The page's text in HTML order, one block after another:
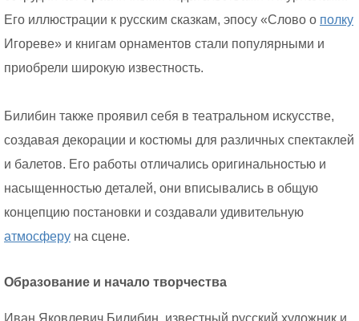
Его иллюстрации к русским сказкам, эпосу «Слово о полку
Игореве» и книгам орнаментов стали популярными и
приобрели широкую известность.
Билибин также проявил себя в театральном искусстве,
создавая декорации и костюмы для различных спектаклей
и балетов. Его работы отличались оригинальностью и
насыщенностью деталей, они вписывались в общую
концепцию постановки и создавали удивительную
атмосферу на сцене.
Образование и начало творчества
Иван Яковлевич Билибин, известный русский художник и